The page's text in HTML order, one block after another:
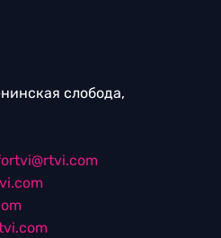
слобода,